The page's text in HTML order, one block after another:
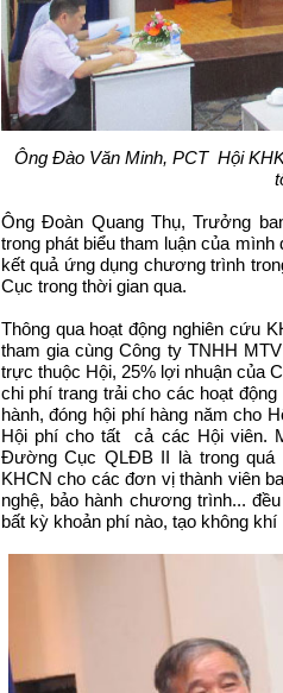
Ông Đào Văn Minh, PCT Hội
Ông Đoàn Quang Thụ, Trưởng
trong phát biểu tham luận của
kết quả ứng dụng chương trình
Cục trong thời gian qua.
Thông qua hoạt động nghiên cứu
tham gia cùng Công ty TNHH
trực thuộc Hội, 25% lợi nhuận của
chi phí trang trải cho các hoạt
hành, đóng hội phí hàng năm cho
Hội phí cho tất cả các Hội viên.
Đường Cục QLĐB II là trong
KHCN cho các đơn vị thành viên
nghệ, bảo hành chương trình...
bất kỳ khoản phí nào, tạo không